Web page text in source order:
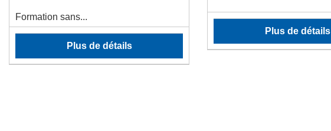
Formation sans...
Plus de détails
Plus de détails